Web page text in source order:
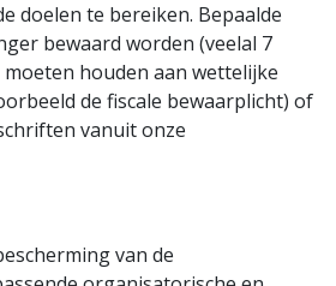
doelen te bereiken. Bepaalde
bewaard worden (veelal 7
houden aan wettelijke
de fiscale bewaarplicht) of
vanuit onze
van de